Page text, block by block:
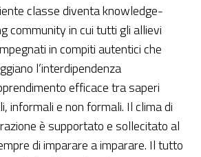
classe diventa knowledge-
community in cui tutti gli allievi
in compiti autentici che
l’interdipendenza
efficace tra saperi
informali e non formali. Il clima di
è supportato e sollecitato al
di imparare a imparare. Il tutto